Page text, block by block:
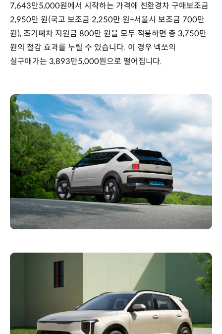
7,643만5,000원에서 시작하는 가격에 친환경차 구매보조금
2,950만 원(국고 보조금 2,250만 원+서울시 보조금 700만
원), 조기폐차 지원금 800만 원을 모두 적용하면 총 3,750만
원의 절감 효과를 누릴 수 있습니다. 이 경우 넥쏘의
실구매가는 3,893만5,000원으로 떨어집니다.